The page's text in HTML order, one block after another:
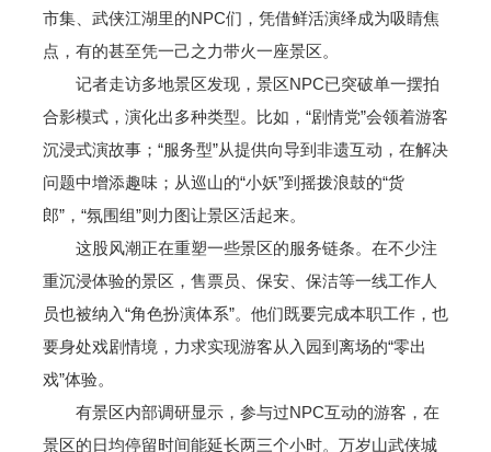
市集、武侠江湖里的NPC们，凭借鲜活演绎成为吸睛焦
点，有的甚至凭一己之力带火一座景区。
记者走访多地景区发现，景区NPC已突破单一摆拍
合影模式，演化出多种类型。比如，“剧情党”会领着游客
沉浸式演故事；“服务型”从提供向导到非遗互动，在解决
问题中增添趣味；从巡山的“小妖”到摇拨浪鼓的“货
郎”，“氛围组”则力图让景区活起来。
这股风潮正在重塑一些景区的服务链条。在不少注
重沉浸体验的景区，售票员、保安、保洁等一线工作人
员也被纳入“角色扮演体系”。他们既要完成本职工作，也
要身处戏剧情境，力求实现游客从入园到离场的“零出
戏”体验。
有景区内部调研显示，参与过NPC互动的游客，在
景区的日均停留时间能延长两三个小时。万岁山武侠城